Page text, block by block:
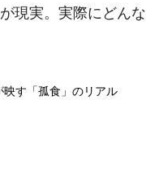
現実。実際にどんな
す「孤食」のリアル